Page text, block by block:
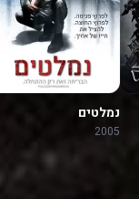
נמלטים
2005